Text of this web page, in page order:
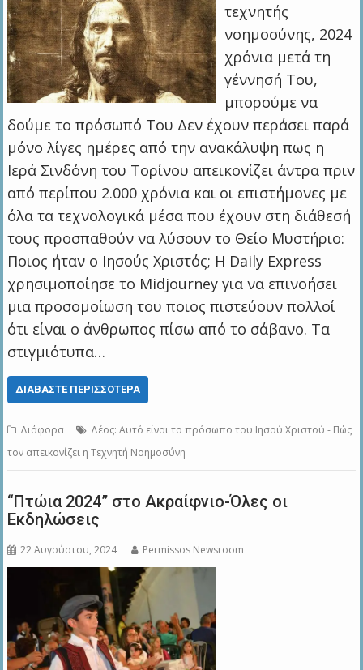
τεχνητής
νοημοσύνης, 2024
χρόνια μετά τη
γέννησή Του,
μπορούμε να
δούμε το πρόσωπό Του Δεν έχουν περάσει παρά
μόνο λίγες ημέρες από την ανακάλυψη πως η
Ιερά Σινδόνη του Τορίνου απεικονίζει άντρα πριν
από περίπου 2.000 χρόνια και οι επιστήμονες με
όλα τα τεχνολογικά μέσα που έχουν στη διάθεσή
τους προσπαθούν να λύσουν το Θείο Μυστήριο:
Ποιος ήταν ο Ιησούς Χριστός; Η Daily Express
χρησιμοποίησε το Midjourney για να επινοήσει
μια προσομοίωση του ποιος πιστεύουν πολλοί
ότι είναι ο άνθρωπος πίσω από το σάβανο. Τα
στιγμιότυπα…
ΔΙΑΒΆΣΤΕ ΠΕΡΙΣΣΌΤΕΡΑ
Διάφορα
Δέος: Αυτό είναι το πρόσωπο του Ιησού Χριστού - Πώς
τον απεικονίζει η Τεχνητή Νοημοσύνη
“Πτώια 2024” στο Ακραίφνιο-Όλες οι
Εκδηλώσεις
22 Αυγούστου, 2024 Permissos Newsroom